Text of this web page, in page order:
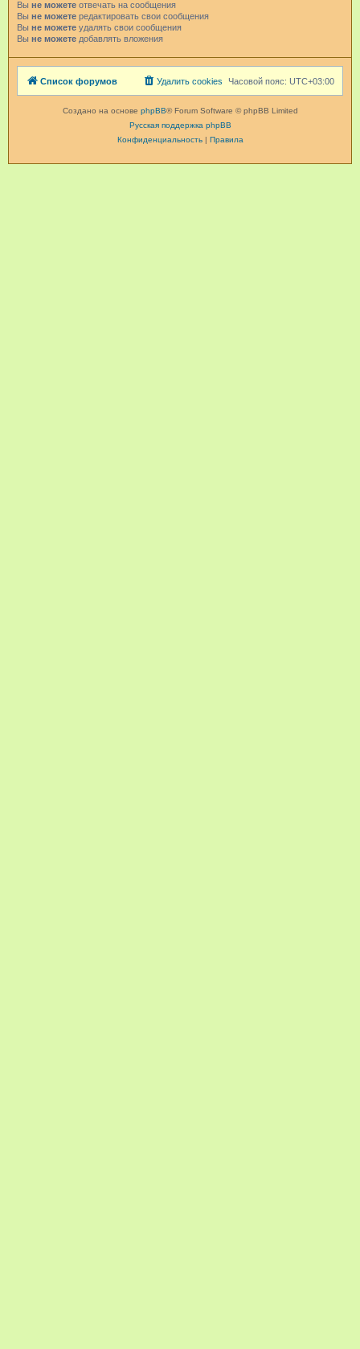
Вы не можете отвечать на сообщения
Вы не можете редактировать свои сообщения
Вы не можете удалять свои сообщения
Вы не можете добавлять вложения
Список форумов Часовой пояс: UTC+03:00
Удалить cookies
Создано на основе phpBB® Forum Software © phpBB Limited
Русская поддержка phpBB
Конфиденциальность| Правила